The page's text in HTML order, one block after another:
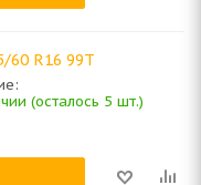
60 R16 99T
(осталось 5 шт.)